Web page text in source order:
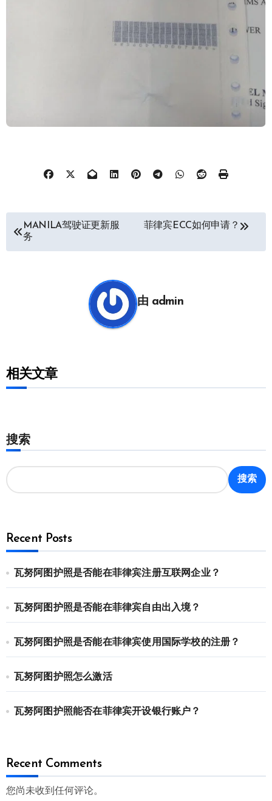
MANILA驾驶证更新服
务
菲律宾ECC如何申请？
由 admin
相关文章
搜索
搜索
Recent Posts
瓦努阿图护照是否能在菲律宾注册互联网企业？
瓦努阿图护照是否能在菲律宾自由出入境？
瓦努阿图护照是否能在菲律宾使用国际学校的注册？
瓦努阿图护照怎么激活
瓦努阿图护照能否在菲律宾开设银行账户？
Recent Comments
您尚未收到任何评论。